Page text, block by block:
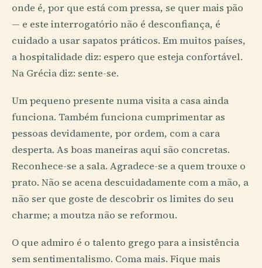
onde é, por que está com pressa, se quer mais pão
— e este interrogatório não é desconfiança, é
cuidado a usar sapatos práticos. Em muitos países,
a hospitalidade diz: espero que esteja confortável.
Na Grécia diz: sente-se.
Um pequeno presente numa visita a casa ainda
funciona. Também funciona cumprimentar as
pessoas devidamente, por ordem, com a cara
desperta. As boas maneiras aqui são concretas.
Reconhece-se a sala. Agradece-se a quem trouxe o
prato. Não se acena descuidadamente com a mão, a
não ser que goste de descobrir os limites do seu
charme; a moutza não se reformou.
O que admiro é o talento grego para a insistência
sem sentimentalismo. Coma mais. Fique mais